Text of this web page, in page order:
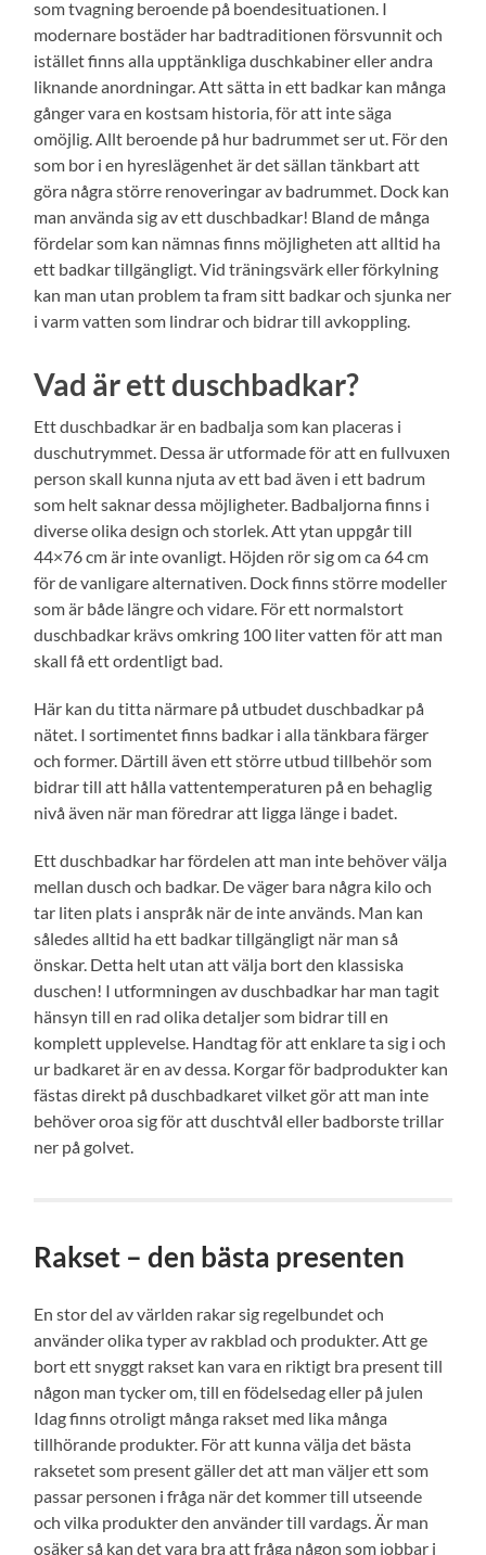
som tvagning beroende på boendesituationen. I
modernare bostäder har badtraditionen försvunnit och
istället finns alla upptänkliga duschkabiner eller andra
liknande anordningar. Att sätta in ett badkar kan många
gånger vara en kostsam historia, för att inte säga
omöjlig. Allt beroende på hur badrummet ser ut. För den
som bor i en hyreslägenhet är det sällan tänkbart att
göra några större renoveringar av badrummet. Dock kan
man använda sig av ett duschbadkar! Bland de många
fördelar som kan nämnas finns möjligheten att alltid ha
ett badkar tillgängligt. Vid träningsvärk eller förkylning
kan man utan problem ta fram sitt badkar och sjunka ner
i varm vatten som lindrar och bidrar till avkoppling.
Vad är ett duschbadkar?
Ett duschbadkar är en badbalja som kan placeras i
duschutrymmet. Dessa är utformade för att en fullvuxen
person skall kunna njuta av ett bad även i ett badrum
som helt saknar dessa möjligheter. Badbaljorna finns i
diverse olika design och storlek. Att ytan uppgår till
44×76 cm är inte ovanligt. Höjden rör sig om ca 64 cm
för de vanligare alternativen. Dock finns större modeller
som är både längre och vidare. För ett normalstort
duschbadkar krävs omkring 100 liter vatten för att man
skall få ett ordentligt bad.
Här kan du titta närmare på utbudet duschbadkar på
nätet. I sortimentet finns badkar i alla tänkbara färger
och former. Därtill även ett större utbud tillbehör som
bidrar till att hålla vattentemperaturen på en behaglig
nivå även när man föredrar att ligga länge i badet.
Ett duschbadkar har fördelen att man inte behöver välja
mellan dusch och badkar. De väger bara några kilo och
tar liten plats i anspråk när de inte används. Man kan
således alltid ha ett badkar tillgängligt när man så
önskar. Detta helt utan att välja bort den klassiska
duschen! I utformningen av duschbadkar har man tagit
hänsyn till en rad olika detaljer som bidrar till en
komplett upplevelse. Handtag för att enklare ta sig i och
ur badkaret är en av dessa. Korgar för badprodukter kan
fästas direkt på duschbadkaret vilket gör att man inte
behöver oroa sig för att duschtvål eller badborste trillar
ner på golvet.
Rakset – den bästa presenten
En stor del av världen rakar sig regelbundet och
använder olika typer av rakblad och produkter. Att ge
bort ett snyggt rakset kan vara en riktigt bra present till
någon man tycker om, till en födelsedag eller på julen
Idag finns otroligt många rakset med lika många
tillhörande produkter. För att kunna välja det bästa
raksetet som present gäller det att man väljer ett som
passar personen i fråga när det kommer till utseende
och vilka produkter den använder till vardags. Är man
osäker så kan det vara bra att fråga någon som jobbar i